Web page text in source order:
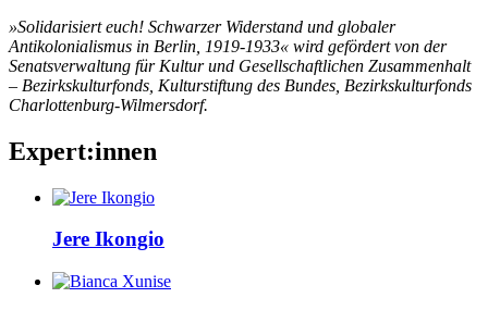
»Solidarisiert euch! Schwarzer Widerstand und globaler
Antikolonialismus in Berlin, 1919-1933« wird gefördert von der
Senatsverwaltung für Kultur und Gesellschaftlichen Zusammenhalt
– Bezirkskulturfonds, Kulturstiftung des Bundes, Bezirkskulturfonds
Charlottenburg-Wilmersdorf.
Expert:innen
Jere Ikongio